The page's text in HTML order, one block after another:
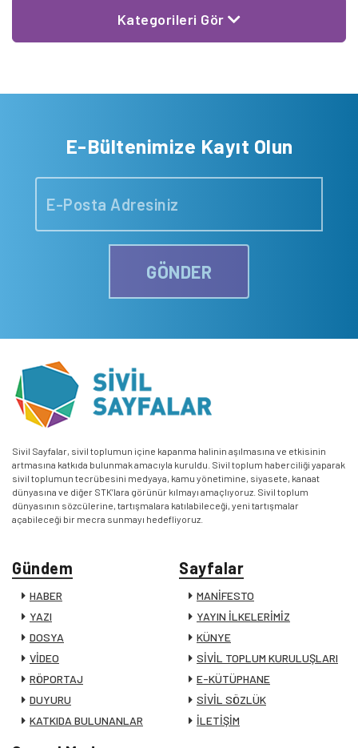
Kategorileri Gör
E-Bültenimize Kayıt Olun
GÖNDER
Sivil Sayfalar, sivil toplumun içine kapanma halinin aşılmasına ve etkisinin
artmasına katkıda bulunmak amacıyla kuruldu. Sivil toplum haberciliği yaparak
sivil toplumun tecrübesini medyaya, kamu yönetimine, siyasete, kanaat
dünyasına ve diğer STK’lara görünür kılmayı amaçlıyoruz. Sivil toplum
dünyasının sözcülerine, tartışmalara katılabileceği, yeni tartışmalar
açabileceği bir mecra sunmayı hedefliyoruz.
Gündem
HABER
YAZI
DOSYA
VİDEO
RÖPORTAJ
DUYURU
KATKIDA BULUNANLAR
Sayfalar
MANİFESTO
YAYIN İLKELERİMİZ
KÜNYE
SİVİL TOPLUM KURULUŞLARI
E-KÜTÜPHANE
SİVİL SÖZLÜK
İLETİŞİM